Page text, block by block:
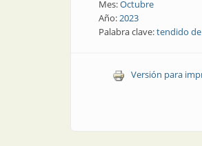
Mes:Octubre
Año:2023
Palabra clave:tendido
Versión para